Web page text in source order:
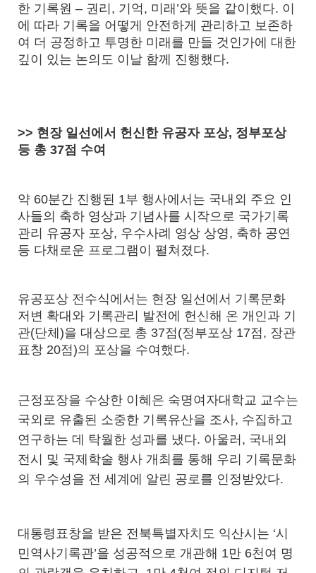
한 기록원 – 권리 , 기억, 미래 ’와 뜻을 같이했다. 이
에 따라 기록을 어떻게 안전하게 관리하고 보존하
여 더 공정하고 투명한 미래를 만들 것인가에 대한
깊이 있는 논의도 이날 함께 진행했다.
>> 현장 일선에서 헌신한 유공자 포상, 정부포상
등 총 37점 수여
약 60분간 진행된 1부 행사에서는 국내외 주요 인
사들의 축하 영상과 기념사를 시작으로 국가기록
관리 유공자 포상, 우수사례 영상 상영, 축하 공연
등 다채로운 프로그램이 펼쳐졌다.
유공포상 전수식에서는 현장 일선에서 기록문화
저변 확대와 기록관리 발전에 헌신해 온 개인과 기
관(단체)을 대상으로 총 37점(정부포상 17점, 장관
표창 20점)의 포상을 수여했다.
근정포장을 수상한 이혜은 숙명여자대학교 교수는
국외로 유출된 소중한 기록유산을 조사, 수집하고
연구하는 데 탁월한 성과를 냈다. 아울러 , 국내외
전시 및 국제학술 행사 개최를 통해 우리 기록문화
의 우수성을 전 세계에 알린 공로를 인정받았다.
대통령표창을 받은 전북특별자치도 익산시는 ‘시
민역사기록관’을 성공적으로 개관해 1만 6천여 명